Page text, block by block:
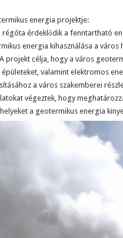
energia projektje:
régóta érdeklődik a fenntartható
energia kihasználása a város
projekt célja, hogy a város
épületeket, valamint elektromos
a város szakemberei
végeztek, hogy
a geotermikus energia